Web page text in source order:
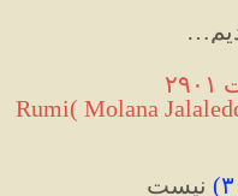
Rumi( Molana
) نیست